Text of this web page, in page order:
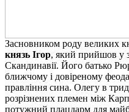
Засновником роду великих
князь Ігор, який прийшов у
Скандинавії. Його батько
ближчому і довіреному
правління сина. Олегу в
розрізнених племен між
потужний плацдарм для